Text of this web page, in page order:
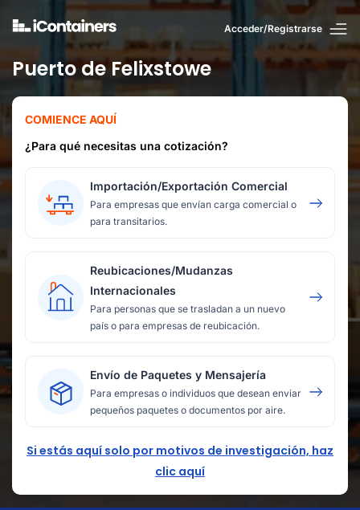
Acceder/Registrarse
Puerto de Felixstowe
COMIENCE AQUÍ
¿Para qué necesitas una cotización?
Importación/Exportación Comercial
Para empresas que envían carga comercial o
para transitarios.
Reubicaciones/Mudanzas
Internacionales
Para personas que se trasladan a un nuevo
país o para empresas de reubicación.
Envío de Paquetes y Mensajería
Para empresas o individuos que desean enviar
pequeños paquetes o documentos por aire.
Si estás aquí solo por motivos de investigación, haz
clic aquí